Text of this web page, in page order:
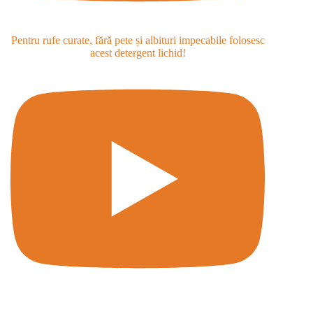
Pentru rufe curate, fără pete și albituri impecabile folosesc
acest detergent lichid!